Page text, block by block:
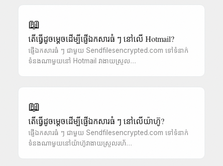
📖
តើធ្វើដូចម្តេចដើម្បីផ្ញើឯកសារធំ ៗ នៅលើ Hotmail?
ផ្ញើឯកសារធំ ៗ ជាមួយ Sendfilesencrypted.com ទៅទំនាក់
ទំនងណាមួយនៅ Hotmail វាងាយស្រួល…
📖
តើធ្វើដូចម្តេចដើម្បីផ្ញើឯកសារធំ ៗ នៅលើយ៉ាហ៊ូ?
ផ្ញើឯកសារធំ ៗ ជាមួយ Sendfilesencrypted.com ទៅទំនាក់
ទំនងណាមួយនៅយ៉ាហ៊ូវាងាយស្រួលរហ័…